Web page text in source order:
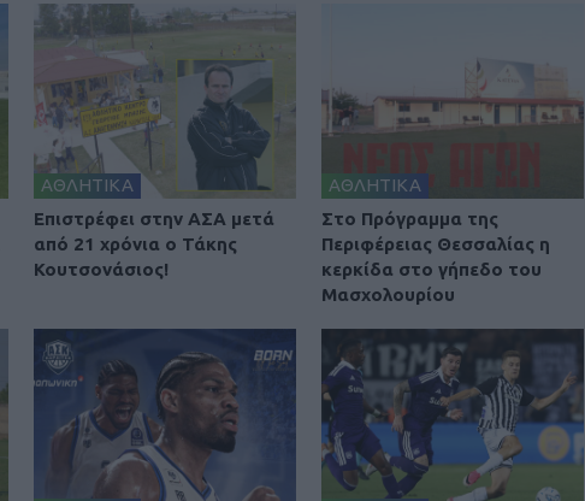
ΑΘΛΗΤΙΚΑ
Επιστρέφει στην ΑΣΑ μετά
από 21 χρόνια ο Τάκης
Κουτσονάσιος!
ΑΘΛΗΤΙΚΑ
Στο Πρόγραμμα της
Περιφέρειας Θεσσαλίας η
κερκίδα στο γήπεδο του
Μασχολουρίου